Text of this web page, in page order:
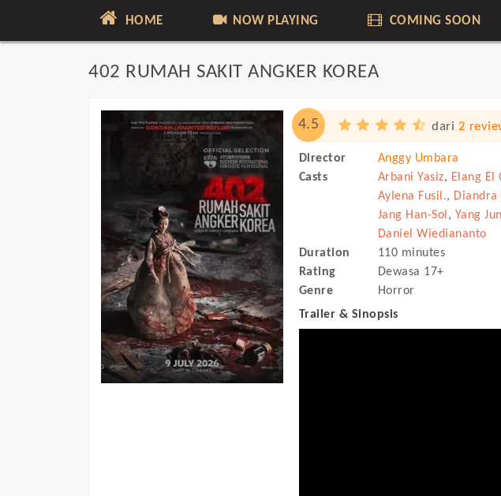
HOME NOW PLAYING COMING SOON
402 RUMAH SAKIT ANGKER KOREA
4.5 dari 2
Director
Anggy Umbara
Casts
Arbani Yasiz, Elang El
Aylena Fusil., Diandra
Jang Han-Sol , Yang
Daniel Wiediananto
Duration
110 minutes
Rating
Dewasa 17+
Genre
Horror
Trailer & Sinopsis